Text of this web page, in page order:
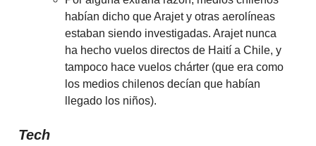
habían dicho que Arajet y otras aerolíneas
estaban siendo investigadas. Arajet nunca
ha hecho vuelos directos de Haití a Chile, y
tampoco hace vuelos chárter (que era como
los medios chilenos decían que habían
llegado los niños).
Tech